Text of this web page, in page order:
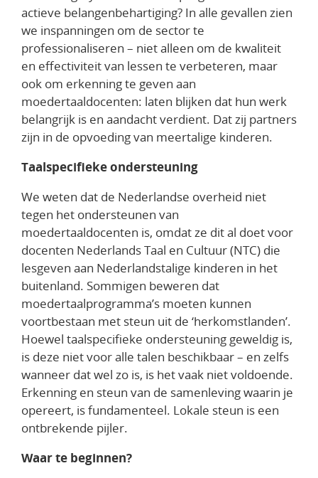
actieve belangenbehartiging? In alle gevallen zien
we inspanningen om de sector te
professionaliseren – niet alleen om de kwaliteit
en effectiviteit van lessen te verbeteren, maar
ook om erkenning te geven aan
moedertaaldocenten: laten blijken dat hun werk
belangrijk is en aandacht verdient. Dat zij partners
zijn in de opvoeding van meertalige kinderen.
Taalspecifieke ondersteuning
We weten dat de Nederlandse overheid niet
tegen het ondersteunen van
moedertaaldocenten is, omdat ze dit al doet voor
docenten Nederlands Taal en Cultuur (NTC) die
lesgeven aan Nederlandstalige kinderen in het
buitenland. Sommigen beweren dat
moedertaalprogramma’s moeten kunnen
voortbestaan met steun uit de ‘herkomstlanden’.
Hoewel taalspecifieke ondersteuning geweldig is,
is deze niet voor alle talen beschikbaar – en zelfs
wanneer dat wel zo is, is het vaak niet voldoende.
Erkenning en steun van de samenleving waarin je
opereert, is fundamenteel. Lokale steun is een
ontbrekende pijler.
Waar te beginnen?